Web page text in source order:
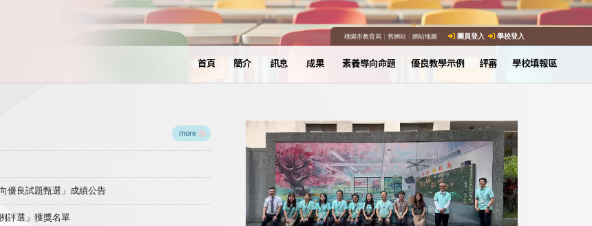
桃園市教育局｜ 舊網站｜ 網站地圖 團員登入 學校登入
首頁 簡介 訊息 成果 素養導向命題 優良教學示例 評審 學校填報區
more
優良試題甄選」成績公告
評選」獲獎名單